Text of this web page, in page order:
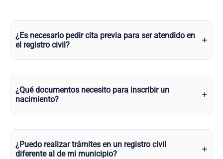
¿Es necesario pedir cita previa para ser atendido en
el registro civil?
¿Qué documentos necesito para inscribir un
nacimiento?
¿Puedo realizar trámites en un registro civil
diferente al de mi municipio?